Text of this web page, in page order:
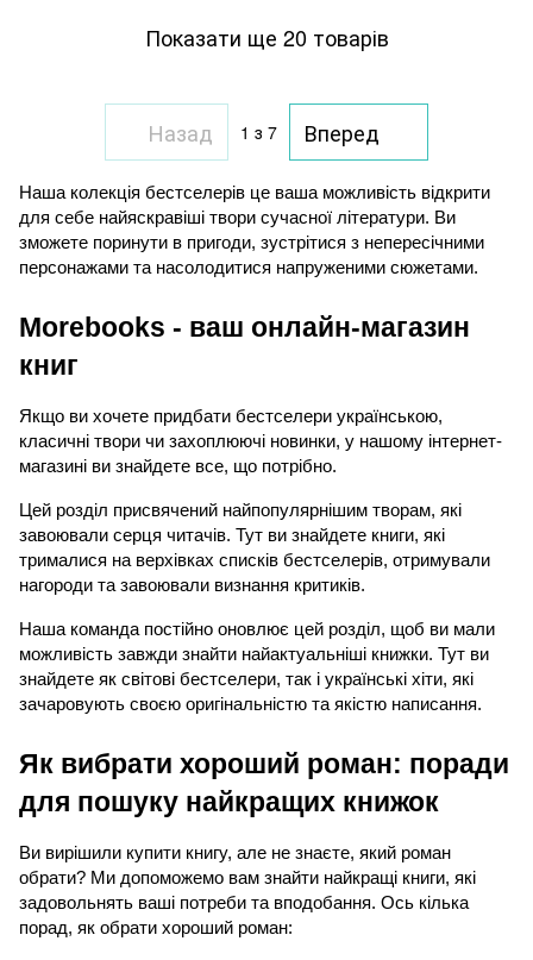
Показати ще 20 товарів
Назад 1 з 7 Вперед
Наша колекція бестселерів це ваша можливість відкрити
для себе найяскравіші твори сучасної літератури. Ви
зможете поринути в пригоди, зустрітися з непересічними
персонажами та насолодитися напруженими сюжетами.
Morebooks - ваш онлайн-магазин
книг
Якщо ви хочете придбати бестселери українською,
класичні твори чи захоплюючі новинки, у нашому інтернет-
магазині ви знайдете все, що потрібно.
Цей розділ присвячений найпопулярнішим творам, які
завоювали серця читачів. Тут ви знайдете книги, які
трималися на верхівках списків бестселерів, отримували
нагороди та завоювали визнання критиків.
Наша команда постійно оновлює цей розділ, щоб ви мали
можливість завжди знайти найактуальніші книжки. Тут ви
знайдете як світові бестселери, так і українські хіти, які
зачаровують своєю оригінальністю та якістю написання.
Як вибрати хороший роман: поради
для пошуку найкращих книжок
Ви вирішили купити книгу, але не знаєте, який роман
обрати? Ми допоможемо вам знайти найкращі книги, які
задовольнять ваші потреби та вподобання. Ось кілька
порад, як обрати хороший роман: